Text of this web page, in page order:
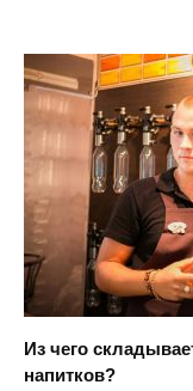
Из чего
напитков?